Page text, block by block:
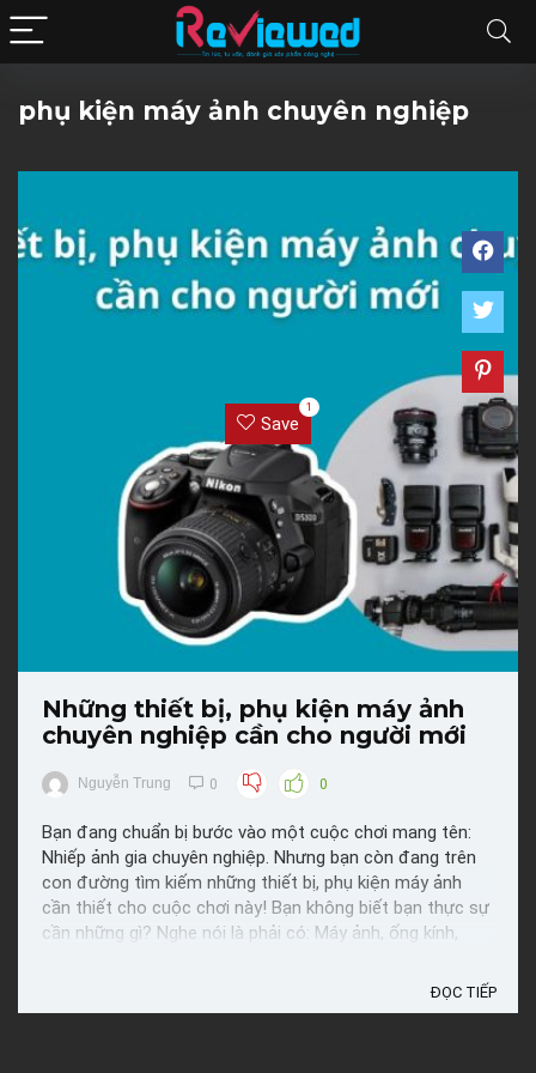
phụ kiện máy ảnh chuyên nghiệp
Save
1
Những thiết bị, phụ kiện máy ảnh
chuyên nghiệp cần cho người mới
Nguyễn Trung 0 0
Bạn đang chuẩn bị bước vào một cuộc chơi mang tên:
Nhiếp ảnh gia chuyên nghiệp. Nhưng bạn còn đang trên
con đường tìm kiếm những thiết bị, phụ kiện máy ảnh
cần thiết cho cuộc chơi này! Bạn không biết bạn thực sự
cần những gì? Nghe nói là phải có: Máy ảnh, ống kính,
ĐỌC TIẾP